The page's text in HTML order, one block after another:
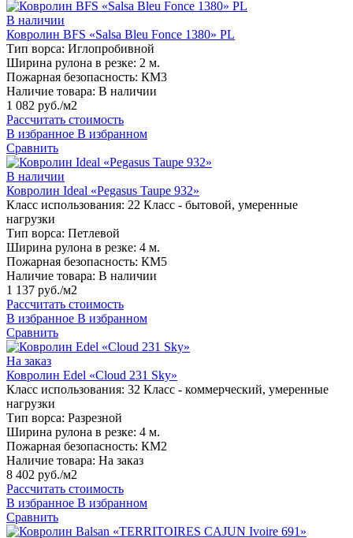
В наличии
Ковролин BFS «Salsa Bleu Fonce 1380» PL
Тип ворса: Иглопробивной
Ширина рулона в резке: 2 м.
Пожарная безопасность: КМ3
Наличие товара: В наличии
1 082 руб./м2
Рассчитать стоимость
В избранное В избранном
Сравнить
В наличии
Ковролин Ideal «Pegasus Taupe 932»
Класс использования: 22 Класс - бытовой, умеренные
нагрузки
Тип ворса: Петлевой
Ширина рулона в резке: 4 м.
Пожарная безопасность: КМ5
Наличие товара: В наличии
1 137 руб./м2
Рассчитать стоимость
В избранное В избранном
Сравнить
На заказ
Ковролин Edel «Cloud 231 Sky»
Класс использования: 32 Класс - коммерческий, умеренные
нагрузки
Тип ворса: Разрезной
Ширина рулона в резке: 4 м.
Пожарная безопасность: КМ2
Наличие товара: На заказ
8 402 руб./м2
Рассчитать стоимость
В избранное В избранном
Сравнить